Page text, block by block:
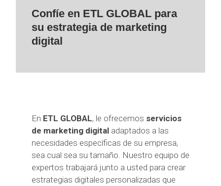
Confíe en ETL GLOBAL para
su estrategia de marketing
digital
En ETL GLOBAL, le ofrecemos servicios
de marketing digital adaptados a las
necesidades específicas de su empresa,
sea cual sea su tamaño. Nuestro equipo de
expertos trabajará junto a usted para crear
estrategias digitales personalizadas que